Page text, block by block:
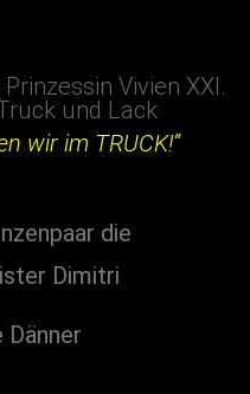
Vivien XXI.
und Lack
wir im TRUCK!“
die
Dimitri
Dänner